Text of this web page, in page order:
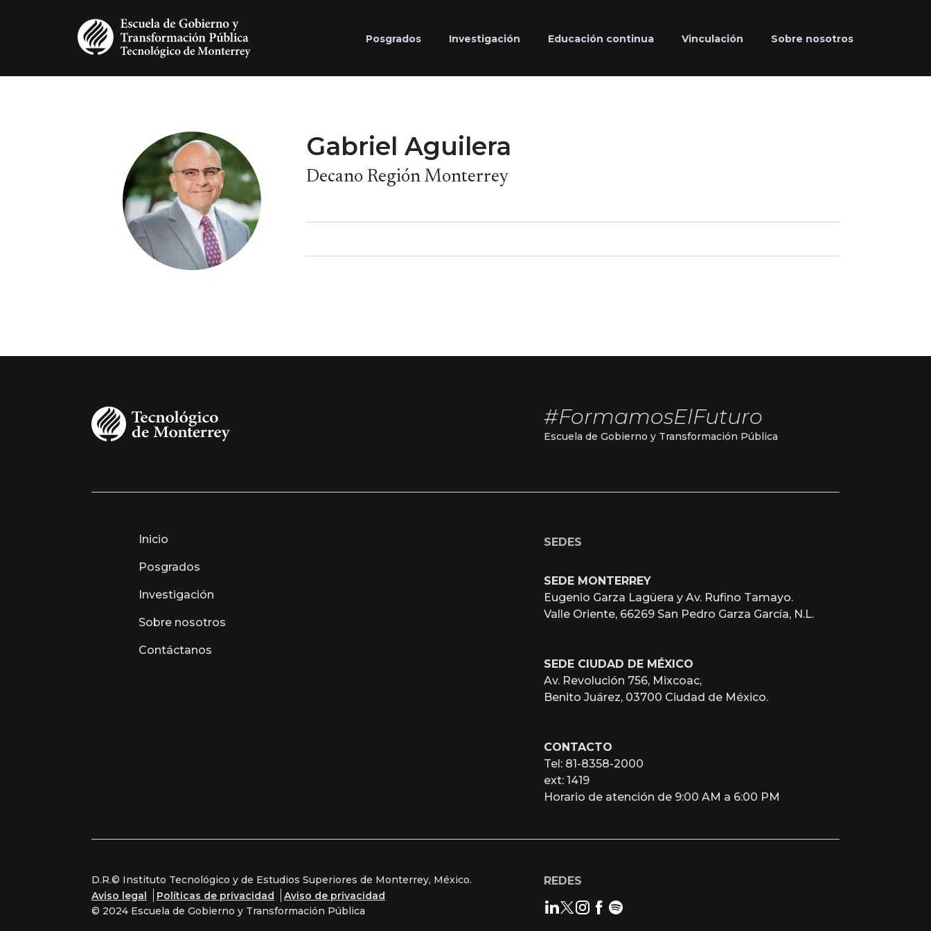
Posgrados Investigación Educación continua Vinculación Sobre nosotros
Gabriel Aguilera
Decano Región Monterrey
#FormamosElFuturo
Escuela de Gobierno y Transformación Pública
Inicio
Posgrados
Investigación
Sobre nosotros
Contáctanos
SEDES
SEDE MONTERREY
Eugenio Garza Lagüera y Av. Rufino Tamayo.
Valle Oriente, 66269 San Pedro Garza García, N.L.
SEDE CIUDAD DE MÉXICO
Av. Revolución 756, Mixcoac,
Benito Juárez, 03700 Ciudad de México.
CONTACTO
Tel: 81-8358-2000
ext: 1419
Horario de atención de 9:00 AM a 6:00 PM
D.R.© Instituto Tecnológico y de Estudios Superiores de Monterrey, México.
Aviso legal
Políticas de privacidad
Aviso de privacidad
© 2024 Escuela de Gobierno y Transformación Pública
REDES